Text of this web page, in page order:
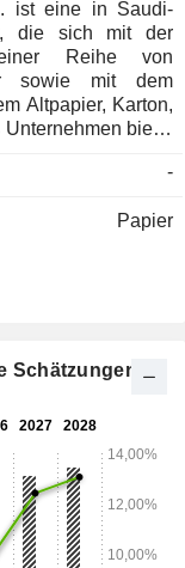
ist eine in Saudi-
die sich mit der
Reihe von
sowie mit dem
Altpapier, Karton,
bietet
und Weekend an.
betreibt
in den
Bahrain,
und die Saudi
-
Papier
Schätzungen